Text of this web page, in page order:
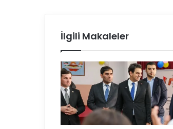
İlgili Makaleler